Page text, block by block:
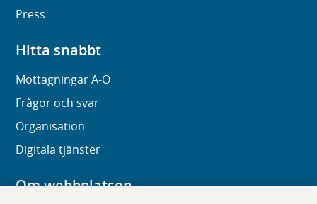
Press
Hitta snabbt
Mottagningar A-Ö
Frågor och svar
Organisation
Digitala tjänster
Om webbplatsen